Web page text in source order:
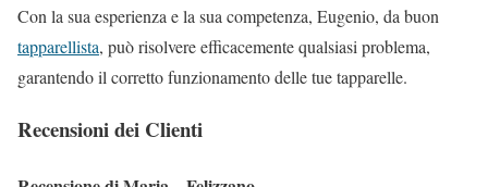
Con la sua esperienza e la sua competenza, Eugenio, da buon
tapparellista, può risolvere efficacemente qualsiasi problema,
garantendo il corretto funzionamento delle tue tapparelle.
Recensioni dei Clienti